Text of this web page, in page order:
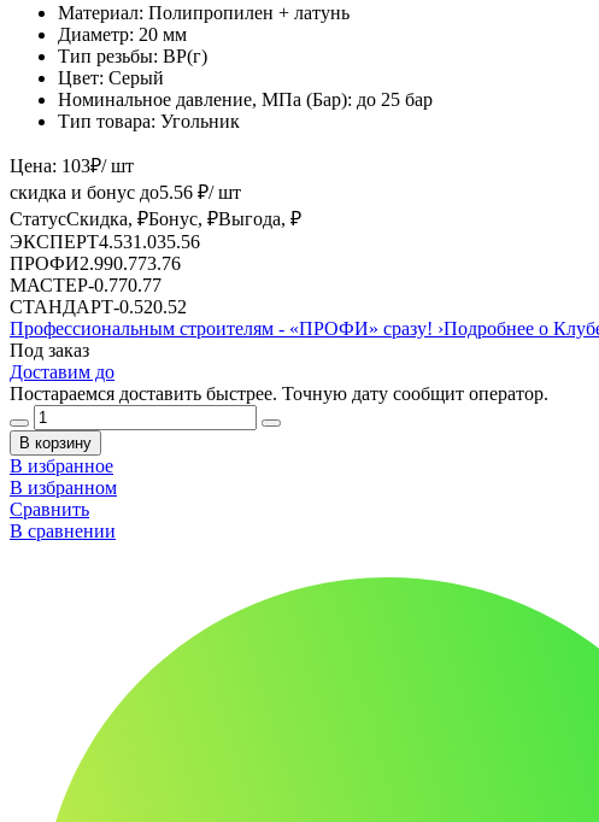
Материал: Полипропилен + латунь
Диаметр: 20 мм
Тип резьбы: ВР(г)
Цвет: Серый
Номинальное давление, МПа (Бар): до 25 бар
Тип товара: Угольник
Цена: 103₽/ шт
скидка и бонус до5.56 ₽/ шт
СтатусСкидка, ₽Бонус, ₽Выгода, ₽
ЭКСПЕРТ4.531.035.56
ПРОФИ2.990.773.76
МАСТЕР-0.770.77
СТАНДАРТ-0.520.52
Профессиональным строителям - «ПРОФИ» сразу! ›Подробнее о
Под заказ
Доставим до
Постараемся доставить быстрее. Точную дату сообщит оператор.
В корзину
В избранное
В избранном
Сравнить
В сравнении